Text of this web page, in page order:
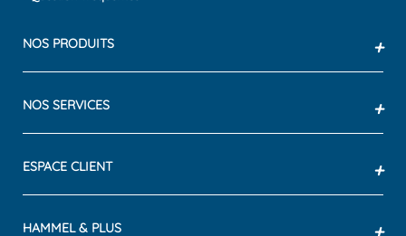
NOS PRODUITS +
NOS SERVICES +
ESPACE CLIENT +
HAMMEL & PLUS +